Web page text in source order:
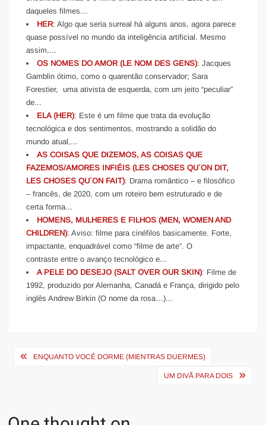
daqueles filmes...
HER: Algo que seria surreal há alguns anos, agora parece
quase possível no mundo da inteligência artificial. Mesmo
assim,...
OS NOMES DO AMOR (LE NOM DES GENS): Jacques
Gamblin ótimo, como o quarentão conservador; Sara
Forestier, uma ativista de esquerda, com um jeito “peculiar”
de...
ELA (HER): Este é um filme que trata da evolução
tecnológica e dos sentimentos, mostrando a solidão do
mundo atual,...
AS COISAS QUE DIZEMOS, AS COISAS QUE
FAZEMOS/AMORES INFIÉIS (LES CHOSES QU´ON DIT,
LES CHOSES QU´ON FAIT): Drama romântico – e filosófico
– francês, de 2020, com um roteiro bem estruturado e de
certa forma...
HOMENS, MULHERES E FILHOS (MEN, WOMEN AND
CHILDREN): Aviso: filme para cinéfilos basicamente. Forte,
impactante, enquadrável como “filme de arte”. O
contraste entre o avanço tecnológico e...
A PELE DO DESEJO (SALT OVER OUR SKIN): Filme de
1992, produzido por Alemanha, Canadá e França, dirigido pelo
inglês Andrew Birkin (O nome da rosa…)...
Navegação
ENQUANTO VOCÊ DORME (MIENTRAS DUERMES)
UM DIVÃ PARA DOIS